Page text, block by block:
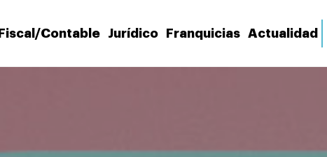
Fiscal/Contable Jurídico Franquicias Actualidad